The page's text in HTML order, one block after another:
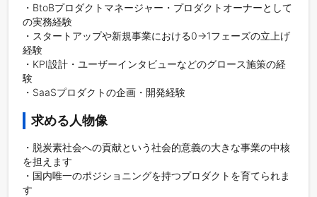
・BtoBプロダクトマネージャー・プロダクトオーナーとして
の実務経験
・スタートアップや新規事業における0→1フェーズの立上げ
経験
・KPI設計・ユーザーインタビューなどのグロース施策の経
験
・SaaSプロダクトの企画・開発経験
求める人物像
・脱炭素社会への貢献という社会的意義の大きな事業の中核
を担えます
・国内唯一のポジショニングを持つプロダクトを育てられま
す